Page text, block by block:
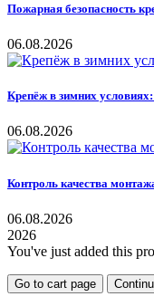
Пожарная безопасность
06.08.2026
Крепёж в зимних
06.08.2026
Контроль качества
06.08.2026
2026
You've just added this
Go to cart page